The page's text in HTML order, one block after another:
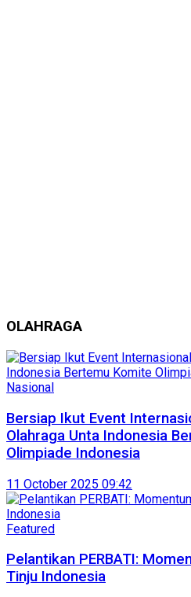
OLAHRAGA
Nasional
Bersiap Ikut Event
Olahraga Unta Indonesia
Olimpiade Indonesia
11 October 2025 09:42
Featured
Pelantikan PERBATI:
Tinju Indonesia